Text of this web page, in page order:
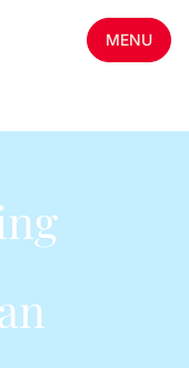
MENU